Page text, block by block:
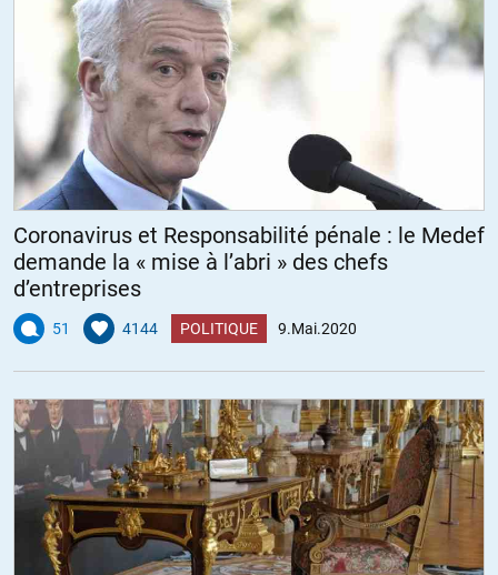
Coronavirus et Responsabilité pénale : le Medef
demande la « mise à l’abri » des chefs
d’entreprises
51 4144 POLITIQUE 9.Mai.2020